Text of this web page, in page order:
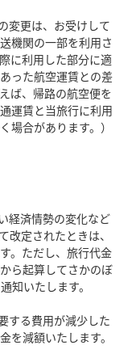
変更は、お受けして
機関の一部を利用さ
に利用した部分に適
った航空運賃との差
ば、帰路の航空便を
運賃と当旅行に利用
場合があります。）
経済情勢の変化など
改定されたときは、
。ただし、旅行代金
ら起算してさかのぼ
知いたします。
する費用が減少した
を減額いたします。